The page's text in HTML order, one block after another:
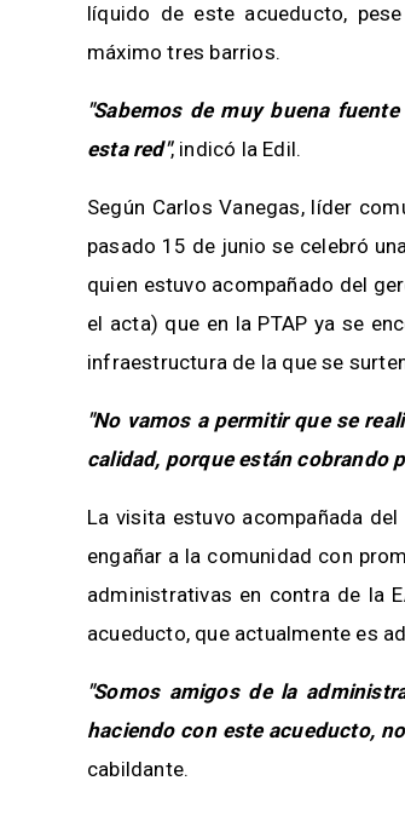
líquido de este acueducto,
máximo tres barrios.
"Sabemos de muy buena
esta red", indicó la Edil.
Según Carlos Vanegas, líder
pasado 15 de junio se celebró
quien estuvo acompañado del
el acta) que en la PTAP ya se
infraestructura de la que se
"No vamos a permitir que se
calidad, porque están cobrando
La visita estuvo acompañada
engañar a la comunidad con
administrativas en contra de la
acueducto, que actualmente es
"Somos amigos de la
haciendo con este acueducto,
cabildante.